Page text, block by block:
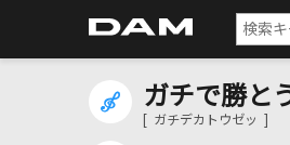
ガチで勝と
[ ガチデカトウゼッ ]